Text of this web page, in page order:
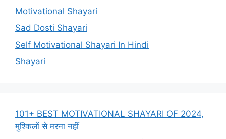
Motivational Shayari
Sad Dosti Shayari
Self Motivational Shayari In Hindi
Shayari
101+ BEST MOTIVATIONAL SHAYARI OF 2024,
मुश्किलों से मरना नहीं